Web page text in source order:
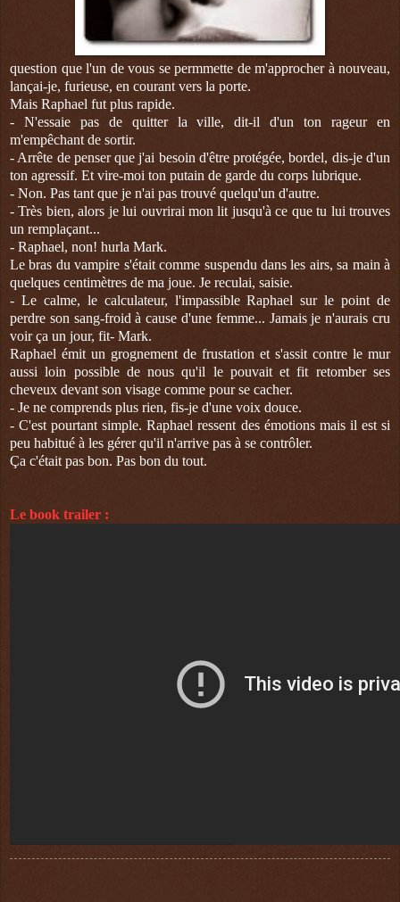
question que l'un de vous se permmette de m'approcher à nouveau,
lançai-je, furieuse, en courant vers la porte.
Mais Raphael fut plus rapide.
- N'essaie pas de quitter la ville, dit-il d'un ton rageur en
m'empêchant de sortir.
- Arrête de penser que j'ai besoin d'être protégée, bordel, dis-je d'un
ton agressif. Et vire-moi ton putain de garde du corps lubrique.
- Non. Pas tant que je n'ai pas trouvé quelqu'un d'autre.
- Très bien, alors je lui ouvrirai mon lit jusqu'à ce que tu lui trouves
un remplaçant...
- Raphael, non! hurla Mark.
Le bras du vampire s'était comme suspendu dans les airs, sa main à
quelques centimètres de ma joue. Je reculai, saisie.
- Le calme, le calculateur, l'impassible Raphael sur le point de
perdre son sang-froid à cause d'une femme... Jamais je n'aurais cru
voir ça un jour, fit- Mark.
Raphael émit un grognement de frustation et s'assit contre le mur
aussi loin possible de nous qu'il le pouvait et fit retomber ses
cheveux devant son visage comme pour se cacher.
- Je ne comprends plus rien, fis-je d'une voix douce.
- C'est pourtant simple. Raphael ressent des émotions mais il est si
peu habitué à les gérer qu'il n'arrive pas à se contrôler.
Ça c'était pas bon. Pas bon du tout.
Le book trailer :